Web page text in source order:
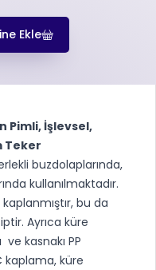
Ekle
Pimli, İşlevsel,
Teker
buzdolaplarında,
kullanılmaktadır.
bu da
Ayrıca küre
kasnakı PP
kaplama, küre